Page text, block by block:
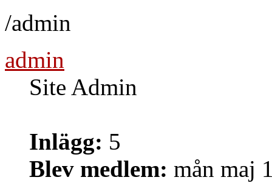
/admin
admin
Site Admin
Inlägg: 5
Blev medlem: mån maj